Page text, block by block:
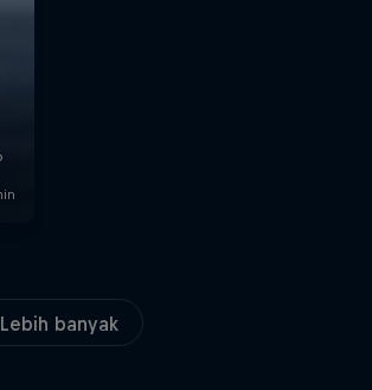
Lebih banyak